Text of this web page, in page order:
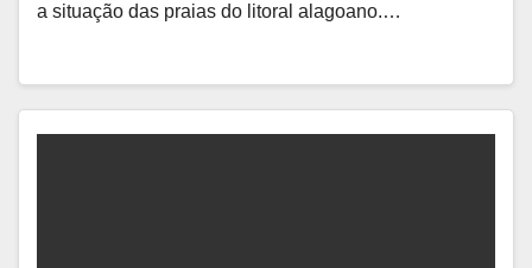
a situação das praias do litoral alagoano.…